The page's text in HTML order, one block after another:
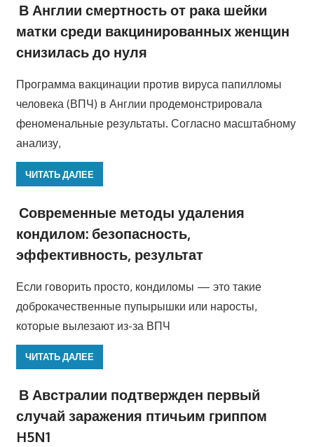
В Англии смертность от рака шейки
матки среди вакцинированных женщин
снизилась до нуля
Программа вакцинации против вируса папилломы
человека (ВПЧ) в Англии продемонстрировала
феноменальные результаты. Согласно масштабному
анализу,
ЧИТАТЬ ДАЛЕЕ
Современные методы удаления
кондилом: безопасность,
эффективность, результат
Если говорить просто, кондиломы — это такие
доброкачественные пупырышки или наросты,
которые вылезают из-за ВПЧ
ЧИТАТЬ ДАЛЕЕ
В Австралии подтвержден первый
случай заражения птичьим гриппом
H5N1